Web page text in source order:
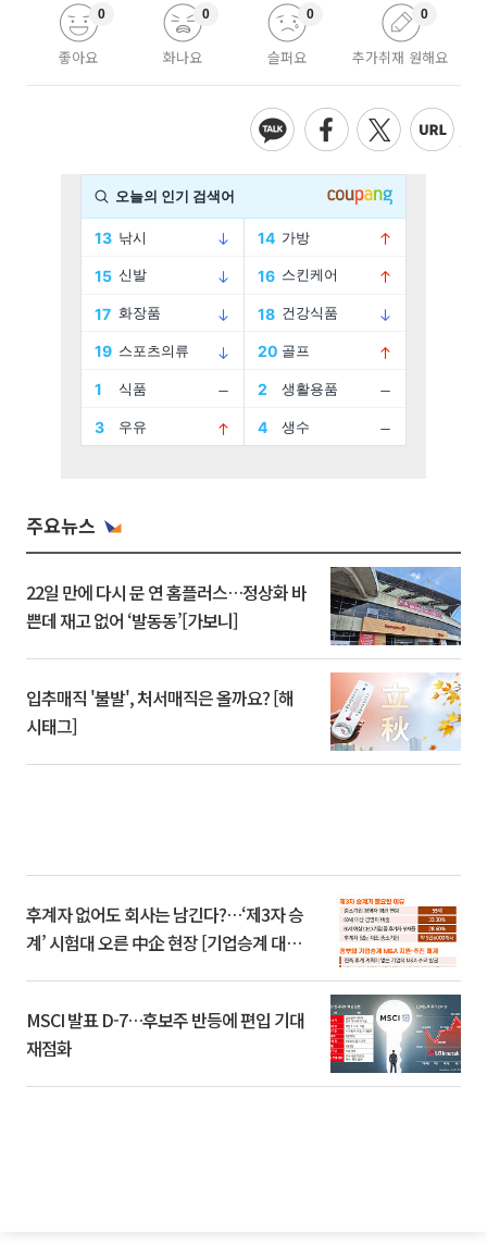
좋아요
0
화나요
0
슬퍼요
0
추가취재 원해요
0
주요뉴스
22일 만에 다시 문 연 홈플러스…정상화 바
쁜데 재고 없어 ‘발동동’[가보니]
입추매직 '불발', 처서매직은 올까요? [해
시태그]
후계자 없어도 회사는 남긴다?…‘제3자 승
계’ 시험대 오른 中企 현장 [기업승계 대전
MSCI 발표 D-7…후보주 반등에 편입 기대
재점화